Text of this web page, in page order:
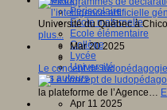
Périscolaire
Ecole maternelle
Ecole élémentaire
Collège
Lycée
Université
Les auteurs
Université du Québec à
plus...
Mar 20 2025
Le concept de ludopédagogie
la plateforme de l’Agence…
Apr 11 2025